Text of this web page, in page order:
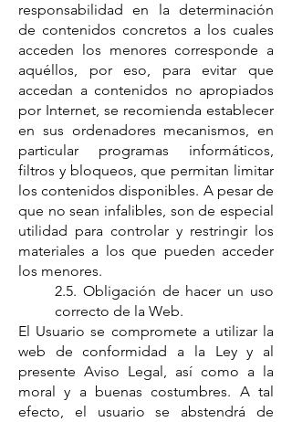
responsabilidad en la determinación
de contenidos concretos a los cuales
acceden los menores corresponde a
aquéllos, por eso, para evitar que
accedan a contenidos no apropiados
por Internet, se recomienda establecer
en sus ordenadores mecanismos, en
particular programas informáticos,
filtros y bloqueos, que permitan limitar
los contenidos disponibles. A pesar de
que no sean infalibles, son de especial
utilidad para controlar y restringir los
materiales a los que pueden acceder
los menores.
2.5. Obligación de hacer un uso
correcto de la Web.
El Usuario se compromete a utilizar la
web de conformidad a la Ley y al
presente Aviso Legal, así como a la
moral y a buenas costumbres. A tal
efecto, el usuario se abstendrá de